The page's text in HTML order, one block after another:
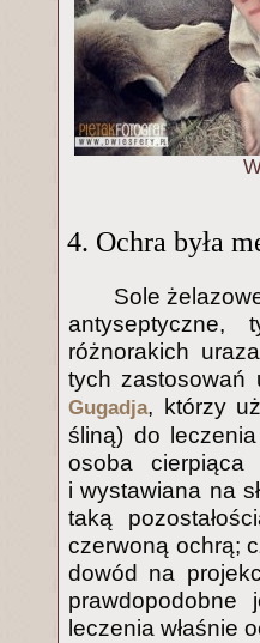
4. Ochra była
Sole
różnorakich
tych zastosowań
Gugadja, którzy
śliną) do
osoba
i wystawiana na
taką
czerwoną ochrą;
dowód na
prawdopodobne
leczenia właśnie